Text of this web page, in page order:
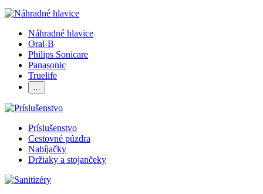
Náhradné hlavice
Oral-B
Philips Sonicare
Panasonic
Truelife
…
Príslušenstvo
Cestovné púzdra
Nabíjačky
Držiaky a stojančeky